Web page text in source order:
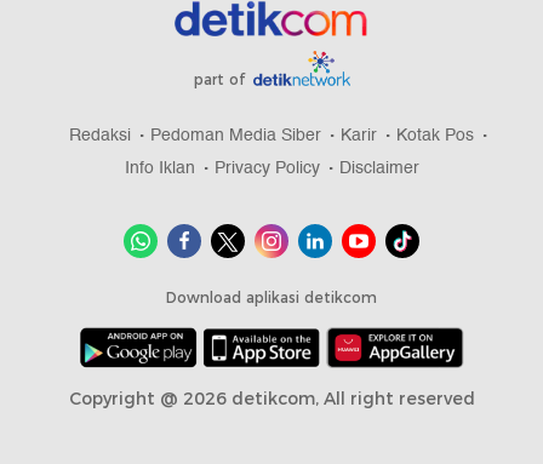
part of
Redaksi Pedoman Media Siber Karir
Kotak Pos
Info Iklan
Privacy Policy Disclaimer
Download aplikasi detikcom
Copyright @ 2026 detikcom, All right reserved